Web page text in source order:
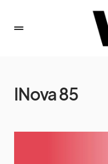
INova 85